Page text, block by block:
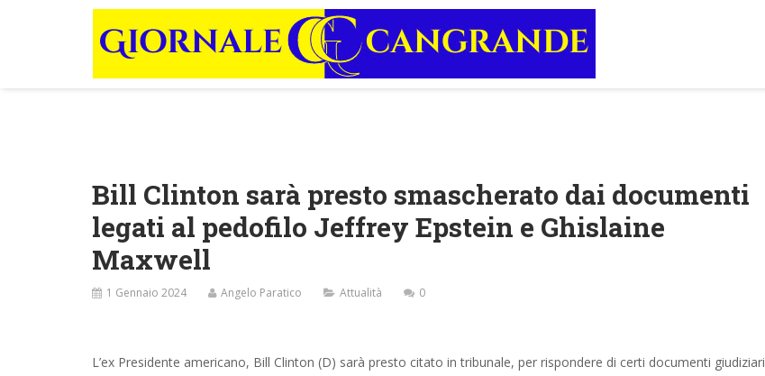
Bill Clinton sarà presto smascherato dai documenti
legati al pedofilo Jeffrey Epstein e Ghislaine
Maxwell
1 Gennaio 2024 Angelo Paratico Attualità 0
L’ex Presidente americano, Bill Clinton (D) sarà presto citato in tribunale, per rispondere di certi documenti giudiziari